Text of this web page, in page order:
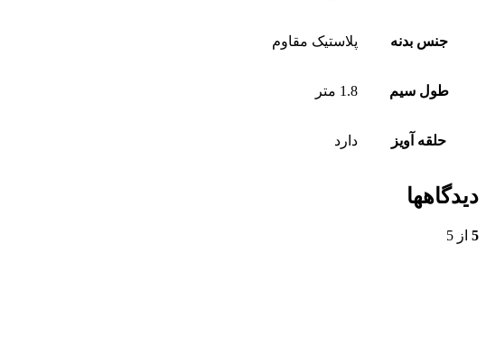
جنس بدنه پلاستیک مقاوم
طول سیم 1.8 متر
حلقه آویز دارد
دیدگاهها
5 از 5